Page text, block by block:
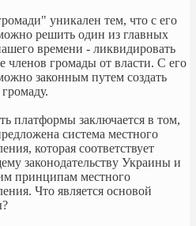
уникален тем, что с его
решить один из главных
времени - ликвидировать
членов громады от власти. С его
законным путем создать
платформы заключается в том,
система местного
которая соответствует
законодательству Украины и
принципам местного
Что является основой